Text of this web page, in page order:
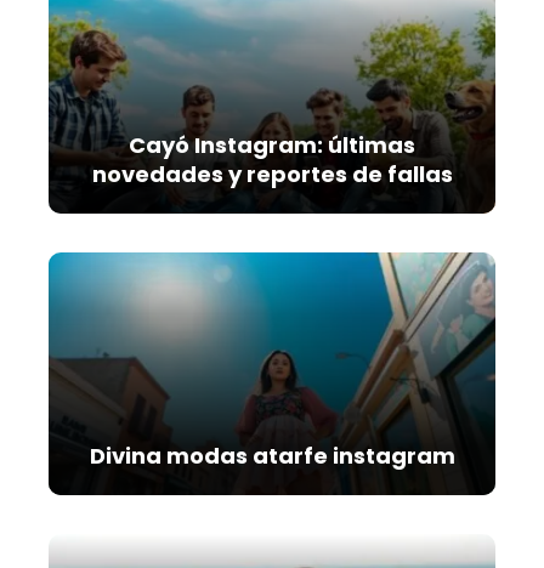
Cayó Instagram: últimas
novedades y reportes de fallas
Divina modas atarfe instagram